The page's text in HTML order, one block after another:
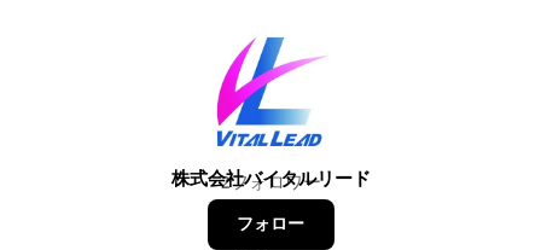
株式会社バイタルリード
2フォロワー
フォロー